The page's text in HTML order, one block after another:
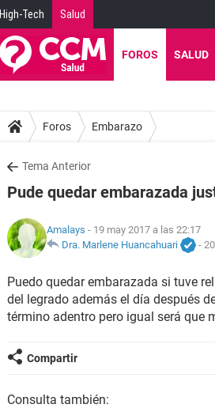
High-Tech Salud
FOROS SALUD
Foros Embarazo
Tema Anterior
Pude quedar embarazada
Amalays - 19 may 2017 a las 22:17
Dra. Marlene Huancahuari
-
Puedo quedar embarazada si tuve
del legrado además el día después
término adentro pero igual será que
Compartir
Consulta también: